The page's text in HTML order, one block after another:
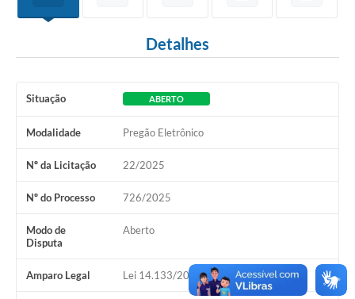
Ouvidoria
Transparência
Agenda
Acesso Rápido
Editais
Carta de Serviços
Arquivos para Download
Detalhes
Situação ABERTO
Modalidade Pregão Eletrônico
Nº da Licitação 22/2025
Nº do Processo 726/2025
Modo de
Disputa
Aberto
Amparo Legal Lei 14.133/2021, Art 28, I